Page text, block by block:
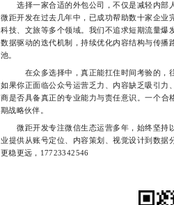
选择一家合适的外包公司，不仅是减轻内部人
微距开发在过去几年中，已成功帮助数十家企业
科技、文旅等多个领域。我们不追求短期流量
数据驱动的迭代机制，持续优化内容结构与传
池。
在众多选择中，真正能扛住时间考验的，往
如果你正面临公众号运营乏力、内容缺乏吸引
商是否具备真正的专业能力与责任意识。一个合
期战略伙伴。
微距开发专注微信生态运营多年，始终坚持
业提供从账号定位、内容策划、视觉设计到数
更稳更远，17723342546